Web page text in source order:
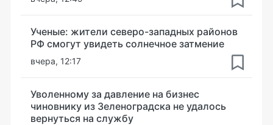
Ученые: жители северо-западных районов
РФ смогут увидеть солнечное затмение
вчера, 12:17
Уволенному за давление на бизнес
чиновнику из Зеленоградска не удалось
вернуться на службу